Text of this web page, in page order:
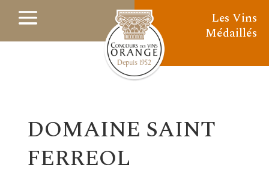
Les Vins
Médaillés
DOMAINE SAINT
FERREOL